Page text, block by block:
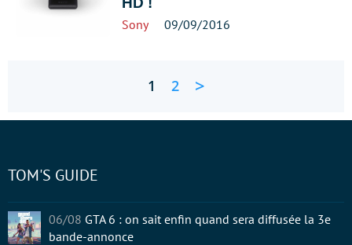
Sony 09/09/2016
1 2 >
TOM'S GUIDE
06/08 GTA 6 : on sait enfin quand sera diffusée la 3e
bande-annonce